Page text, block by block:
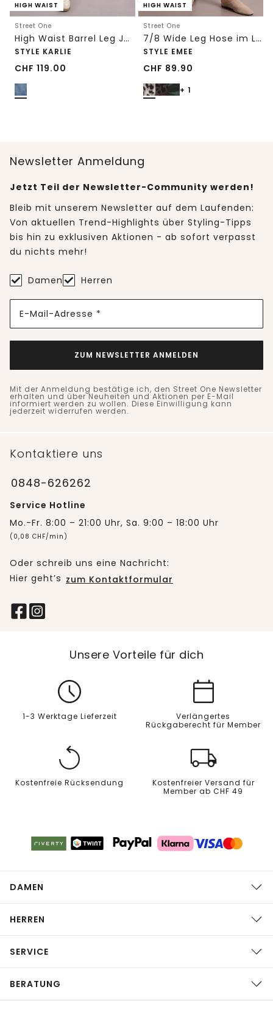
HIGH WAIST
Street One
High Waist Barrel Leg Jeans im Loose Fit
STYLE KARLIE
CHF 119.00
HIGH WAIST
Street One
7/8 Wide Leg Hose im Loose Fit mit Print
STYLE EMEE
CHF 89.90
+ 1
Newsletter Anmeldung
Jetzt Teil der Newsletter-Community werden!
Bleib mit unserem Newsletter auf dem Laufenden:
Von aktuellen Trend-Highlights über Styling-Tipps
bis hin zu exklusiven Aktionen - ab sofort verpasst
du nichts mehr!
Damen Herren
E-Mail-Adresse *
ZUM NEWSLETTER ANMELDEN
Mit der Anmeldung bestätige ich, den Street One Newsletter
erhalten und über Neuheiten und Aktionen per E-Mail
informiert werden zu wollen. Diese Einwilligung kann
jederzeit widerrufen werden.
Kontaktiere uns
0848-626262
Service Hotline
Mo.-Fr. 8:00 – 21:00 Uhr, Sa. 9:00 – 18:00 Uhr
(0,08 CHF/min)
Oder schreib uns eine Nachricht:
Hier geht’s zum Kontaktformular
Unsere Vorteile für dich
1-3 Werktage Lieferzeit
Verlängertes
Rückgaberecht für Member
Kostenfreie Rücksendung
Kostenfreier Versand für
Member ab CHF 49
DAMEN
HERREN
SERVICE
BERATUNG